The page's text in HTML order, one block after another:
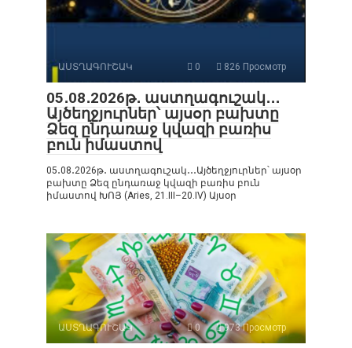
ԱՍՏՂԱԳՈՒՇԱԿ 0 826 Просмотр
05․08․2026թ․ աստղագուշակ․․․
Այծեղջյուրներ՝ այսօր բախտը
Ձեզ ընդառաջ կվազի բառիս
բուն իմաստով
05․08․2026թ․ աստղագուշակ․․․Այծեղջյուրներ՝ այսօր
բախտը Ձեզ ընդառաջ կվազի բառիս բուն
իմաստով ԽՈՅ (Aries, 21.III–20.IV) Այսօր
ԱՍՏՂԱԳՈՒՇԱԿ 0 973 Просмотр